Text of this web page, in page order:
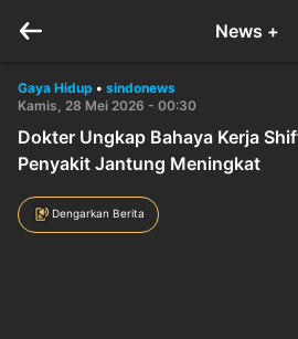
News +
Gaya Hidup • sindonews
Kamis, 28 Mei 2026 - 00:30
Dokter Ungkap Bahaya Kerja
Penyakit Jantung Meningkat
Dengarkan Berita